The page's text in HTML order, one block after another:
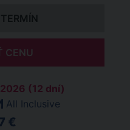
CENU
(12 dní)
All Inclusive
€